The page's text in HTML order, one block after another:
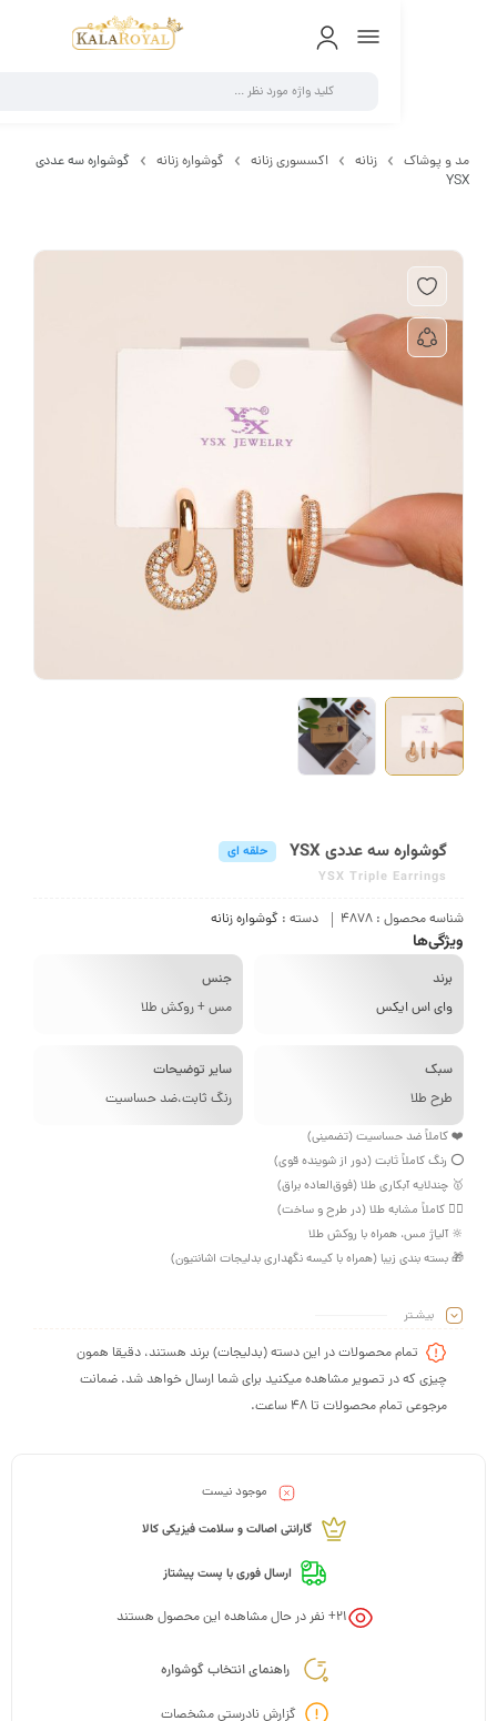
پوشاک زنانه اکسسوری زنانه گوشواره زنانه
گوشواره سه عددی
گوشواره سه عددی YSX
حلقه ای
YSX Triple Earrings
محصول :4878 دسته : گوشواره زنانه
اس ایکس
مس + روکش طلا
سایر توضیحات
رنگ ثابت،ضد حساسیت
ضد حساسیت (تضمینی)
کاملاً ثابت (دور از شوینده قوی)
آبکاری طلا (فوق‌العاده براق)
کاملاً مشابه طلا (در طرح و ساخت)
مس، همراه با روکش طلا
بندی زیبا (همراه با کیسه نگهداری بدلیجات اشانتیون)
بیشـتر
تمام محصولات در این دسته (بدلیجات) برند هستند، دقیقا همون
چیزی که در تصویر مشاهده میکنید برای شما ارسال خواهد شد. ضمانت
مرجوعی تمام محصولات تا 48 ساعت.
موجود نیست
گارانتی اصالت و سلامت فیزیکی کالا
ارسال فوری با پست پیشتاز
+ نفر در حال مشاهده این محصول هستند
راهنمای انتخاب گوشواره
گزارش نادرستی مشخصات